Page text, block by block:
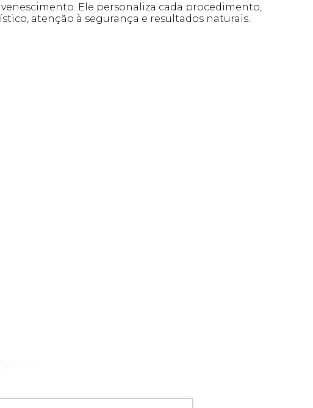
Ele personaliza cada procedimento,
atenção à segurança e resultados naturais.